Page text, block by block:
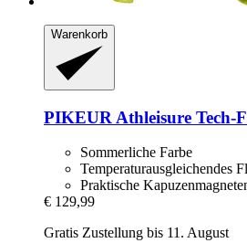
Warenkorb
PIKEUR Athleisure Tech-​
Sommerliche Farbe
Temperaturausgleichendes
Praktische
€ 129,99
Gratis Zustellung bis 11. August